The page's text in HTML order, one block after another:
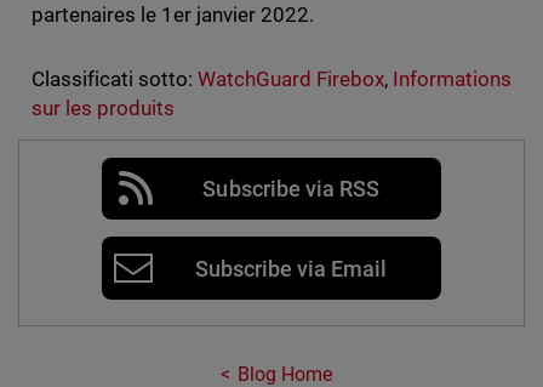
partenaires le 1er janvier 2022.
Classificati sotto: WatchGuard Firebox, Informations
sur les produits
Subscribe via RSS
Subscribe via Email
Blog Home